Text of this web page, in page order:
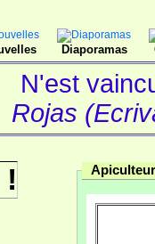
Diaporamas
N'est
Rojas